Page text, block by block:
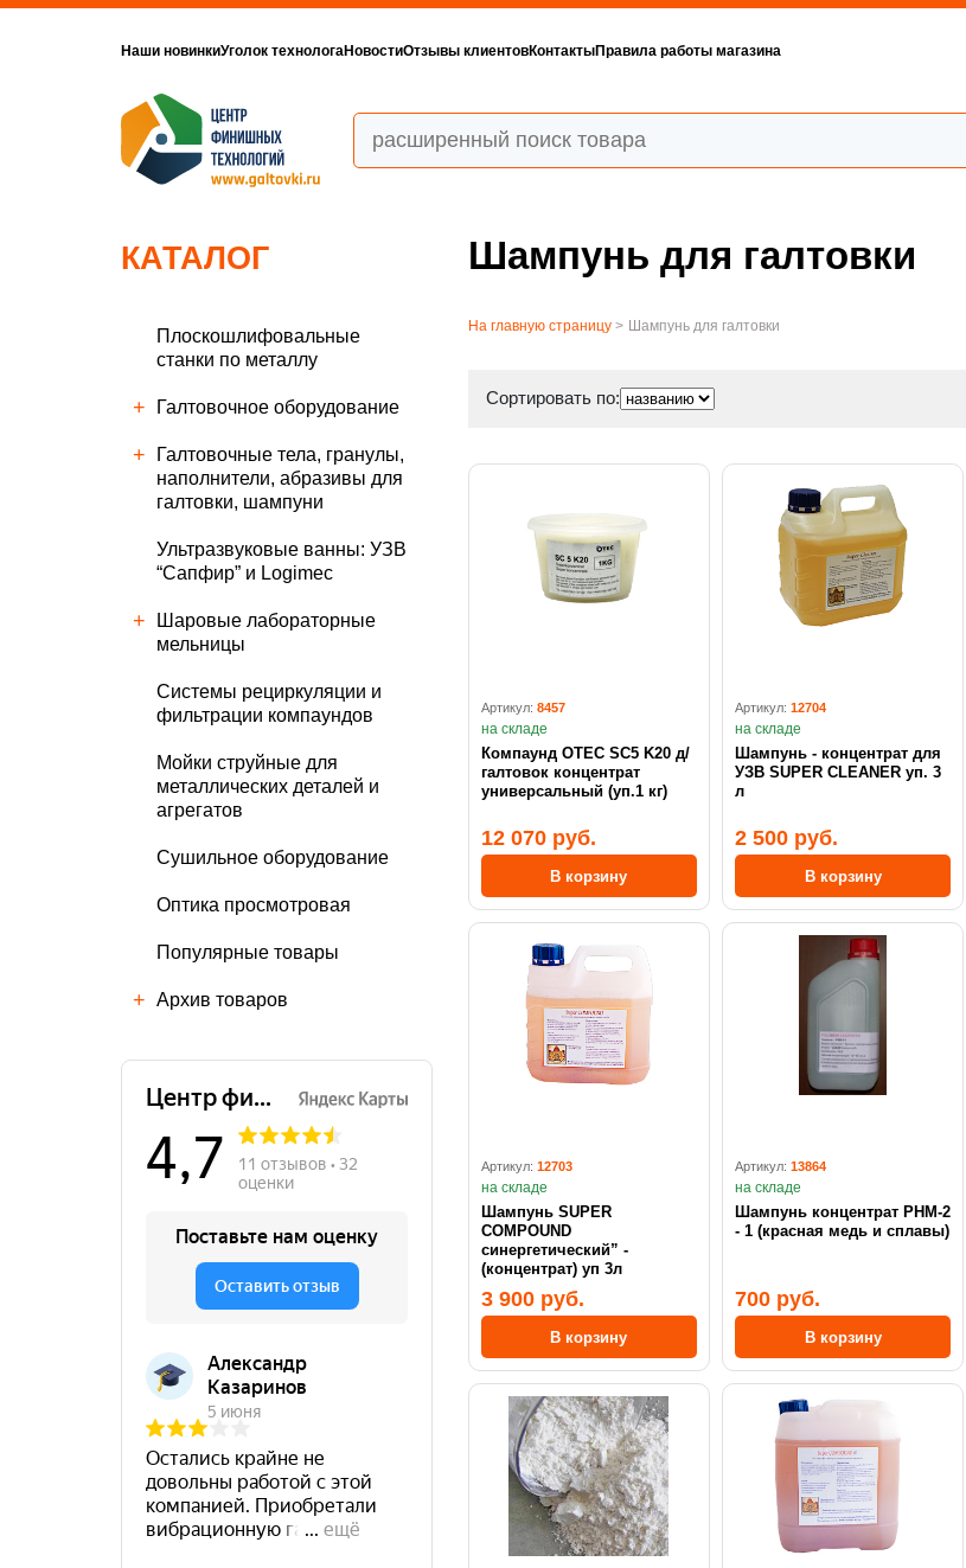
Наши новинкиУголок технологаНовостиОтзывы клиентовКонтактыПравила работы магазина
КАТАЛОГ
Плоскошлифовальные
станки по металлу
Галтовочное оборудование
Галтовочные тела, гранулы,
наполнители, абразивы для
галтовки, шампуни
Ультразвуковые ванны: УЗВ
“Сапфир” и Logimec
Шаровые лабораторные
мельницы
Cистемы рециркуляции и
фильтрации компаундов
Мойки струйные для
металлических деталей и
агрегатов
Сушильное оборудование
Оптика просмотровая
Популярные товары
Архив товаров
Шампунь для галтовки
На главную страницу> Шампунь для галтовки
Сортировать по:
Артикул: 8457
на складе
Компаунд OTEC SC5 K20 д/
галтовок концентрат
универсальный (уп.1 кг)
12 070 руб.
В корзину
Артикул: 12704
на складе
Шампунь - концентрат для
УЗВ SUPER CLEANER уп. 3
л
2 500 руб.
В корзину
Артикул: 12703
на складе
Шампунь SUPER
COMPOUND
синергетический” -
(концентрат) уп 3л
3 900 руб.
В корзину
Артикул: 13864
на складе
Шампунь концентрат PHM-2
- 1 (красная медь и сплавы)
700 руб.
В корзину